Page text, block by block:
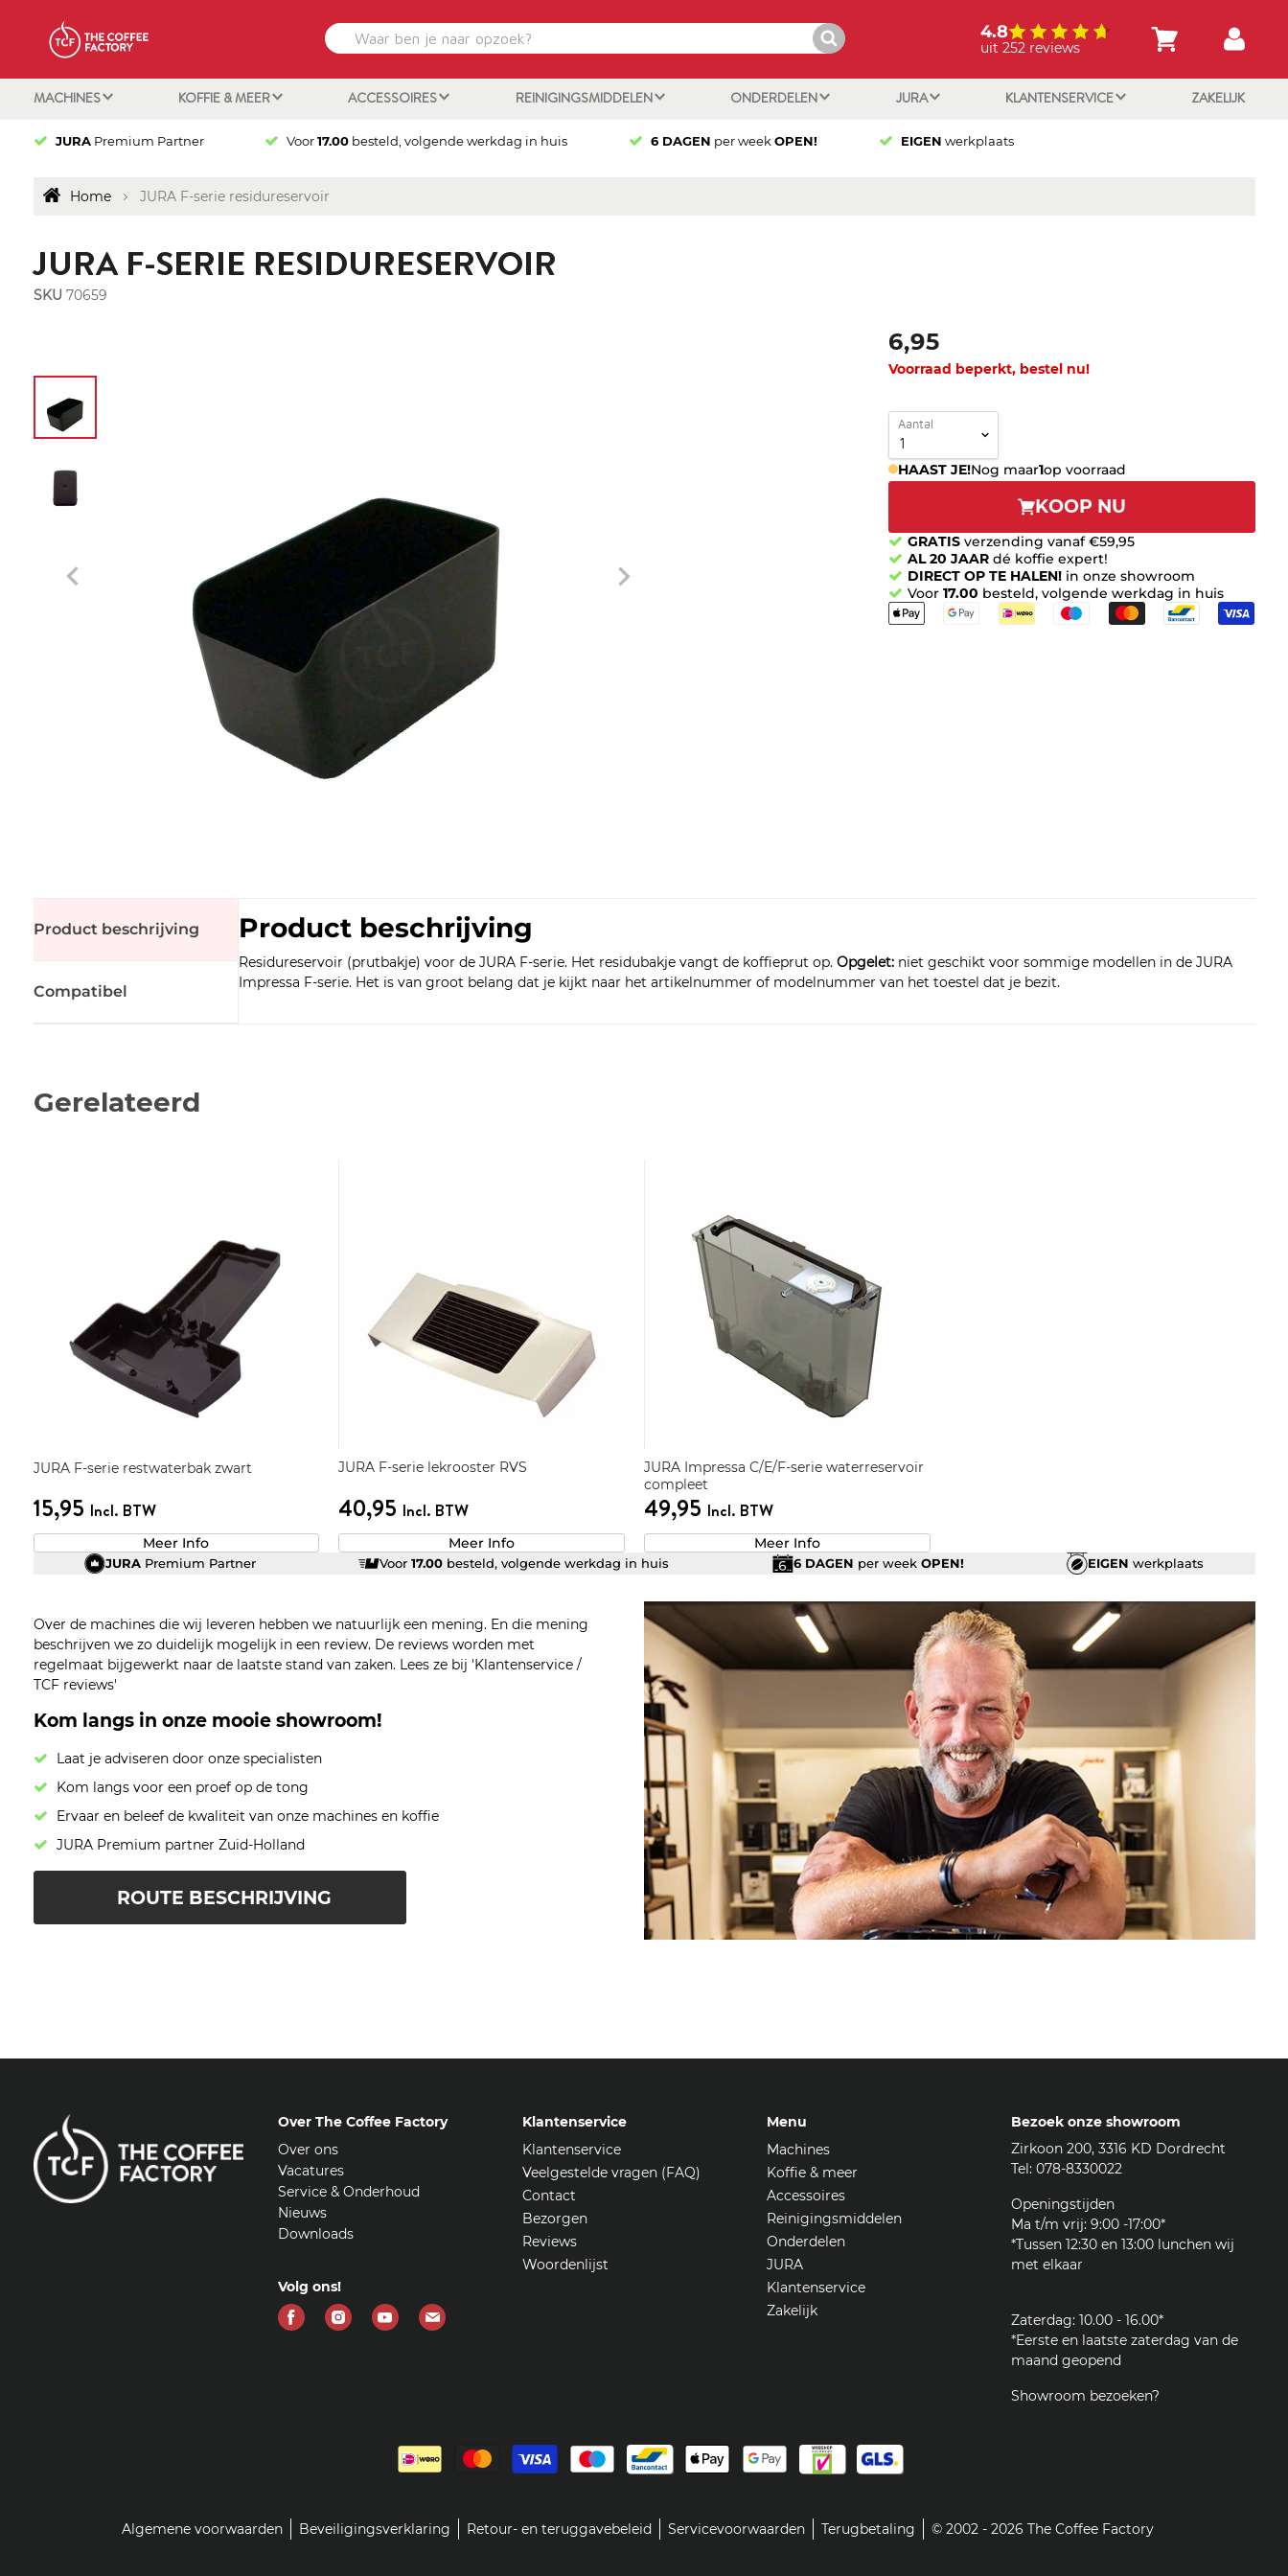
4.8
uit 252 reviews
MACHINES KOFFIE & MEER ACCESSOIRES REINIGINGSMIDDELEN ONDERDELEN JURA KLANTENSERVICE ZAKELIJK
JURAPremium Partner Voor17.00 besteld, volgende werkdag in huis 6 DAGEN per weekOPEN! EIGEN werkplaats
Home JURA F-serie residureservoir
JURA F-SERIE RESIDURESERVOIR
SKU 70659
6,95
Voorraad beperkt, bestel nu!
Aantal
HAAST JE!Nog maar1op voorraad
KOOP NU
GRATIS verzending vanaf €59,95
AL 20 JAAR dé koffie expert!
DIRECT OP TE HALEN! in onze showroom
Voor 17.00 besteld, volgende werkdag in huis
Product beschrijving
Compatibel
Product beschrijving
Residureservoir (prutbakje) voor de JURA F-serie. Het residubakje vangt de koffieprut op. Opgelet: niet geschikt voor sommige modellen in de JURA
Impressa F-serie. Het is van groot belang dat je kijkt naar het artikelnummer of modelnummer van het toestel dat je bezit.
Gerelateerd
JURA F-serie restwaterbak zwart
15,95 Incl. BTW
Meer Info
JURA F-serie lekrooster RVS
40,95 Incl. BTW
Meer Info
JURA Impressa C/E/F-serie waterreservoir
compleet
49,95 Incl. BTW
Meer Info
JURA Premium Partner Voor17.00 besteld, volgende werkdag in huis 6 DAGEN per week OPEN! EIGEN werkplaats
Over de machines die wij leveren hebben we natuurlijk een mening. En die mening
beschrijven we zo duidelijk mogelijk in een review. De reviews worden met
regelmaat bijgewerkt naar de laatste stand van zaken. Lees ze bij 'Klantenservice /
TCF reviews'
Kom langs in onze mooie showroom!
Laat je adviseren door onze specialisten
Kom langs voor een proef op de tong
Ervaar en beleef de kwaliteit van onze machines en koffie
JURA Premium partner Zuid-Holland
ROUTE BESCHRIJVING
Over The Coffee Factory
Over ons
Vacatures
Service & Onderhoud
Nieuws
Downloads
Volg ons!
Vind
Vind
Vind
Vind
Klantenservice
Klantenservice
Veelgestelde vragen (FAQ)
Contact
Bezorgen
Reviews
Woordenlijst
Menu
Machines
Koffie & meer
Accessoires
Reinigingsmiddelen
Onderdelen
JURA
Klantenservice
Zakelijk
Bezoek onze showroom
Zirkoon 200, 3316 KD Dordrecht
Tel: 078-8330022
Openingstijden
Ma t/m vrij: 9:00 -17:00*
*Tussen 12:30 en 13:00 lunchen wij
met elkaar
Zaterdag: 10.00 - 16.00*
*Eerste en laatste zaterdag van de
maand geopend
Showroom bezoeken?
Algemene voorwaarden Beveiligingsverklaring Retour- en teruggavebeleid Servicevoorwaarden Terugbetaling © 2002 - 2026 The Coffee Factory